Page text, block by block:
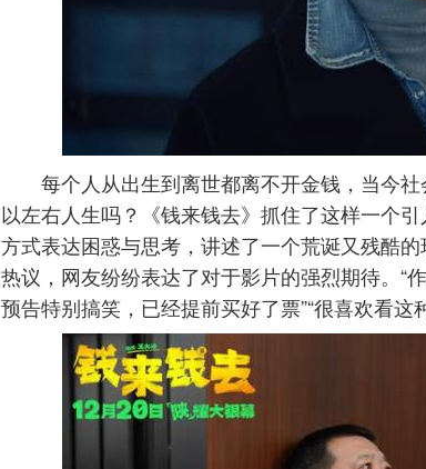
每个人从出生到离世都离不开金钱，当今
以左右人生吗？《钱来钱去》抓住了这样一个
方式表达困惑与思考，讲述了一个荒诞又残酷
热议，网友纷纷表达了对于影片的强烈期待。“
预告特别搞笑，已经提前买好了票”“很喜欢看这